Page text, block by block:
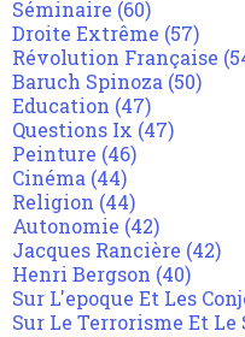
Séminaire (60)
Droite Extrême (57)
Révolution Française
Baruch Spinoza (50)
Education (47)
Questions Ix (47)
Peinture (46)
Cinéma (44)
Religion (44)
Autonomie (42)
Jacques Rancière (42)
Henri Bergson (40)
Sur L'epoque Et Les
Sur Le Terrorisme Et Le